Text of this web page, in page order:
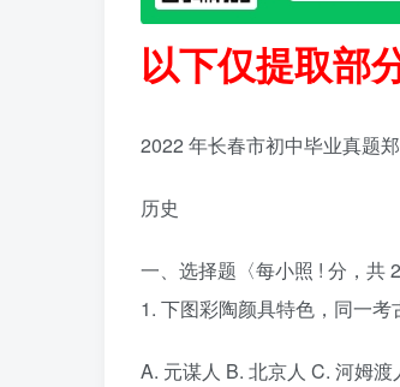
以下仅提取部
2022 年长春市初中毕业真题郑
历史
一、选择题〈每小照 ! 分，共
1. 下图彩陶颜具特色，同一
A. 元谋人 B. 北京人 C. 河姆渡